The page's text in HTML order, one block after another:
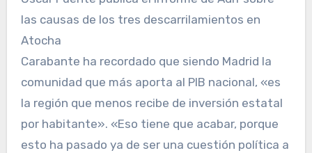
las causas de los tres descarrilamientos en
Atocha
Carabante ha recordado que siendo Madrid la
comunidad que más aporta al PIB nacional, «es
la región que menos recibe de inversión estatal
por habitante». «Eso tiene que acabar, porque
esto ha pasado ya de ser una cuestión política a